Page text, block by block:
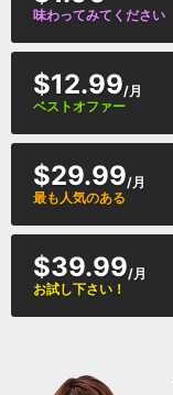
味わってみてください
$12.99/月
ベストオファー
$29.99/月
最も人気のある
$39.99/月
お試し下さい！